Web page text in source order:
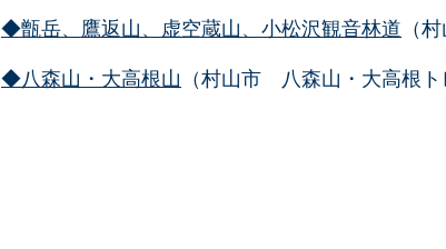
◆甑岳、鷹返山、虚空蔵山、小松沢観音林道 （
◆八森山・大高根山 （村山市 八森山・大高根ト